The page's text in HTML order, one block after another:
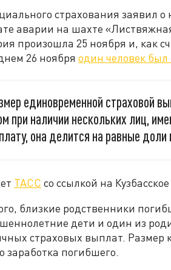
страхования заявил
аварии на шахте
произошла 25 ноября и, как
26 ноября один человек
единовременной страховой
при наличии нескольких лиц,
она делится на равные
ТАСС со ссылкой на
близкие родственники
дети и один из
страховых выплат. Размер
заработка погибшего.